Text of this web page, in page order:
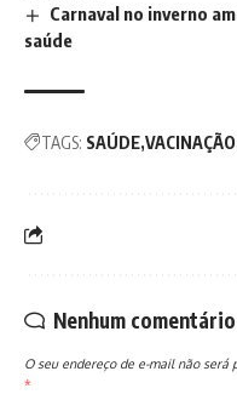
Carnaval no inverno
saúde
TAGS: SAÚDE VACINAÇÃO
Nenhum comentário
O seu endereço de e-mail não será
*